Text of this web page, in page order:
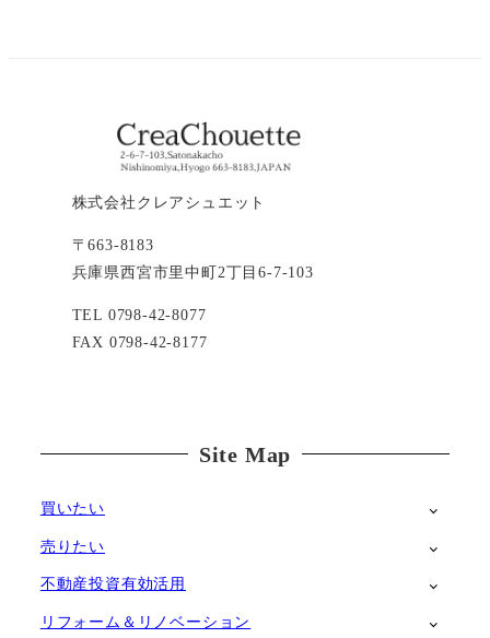
株式会社クレアシュエット
〒663-8183
兵庫県西宮市里中町2丁目6-7-103
TEL 0798-42-8077
FAX 0798-42-8177
Site Map
買いたい
売りたい
不動産投資有効活用
リフォーム＆リノベーション